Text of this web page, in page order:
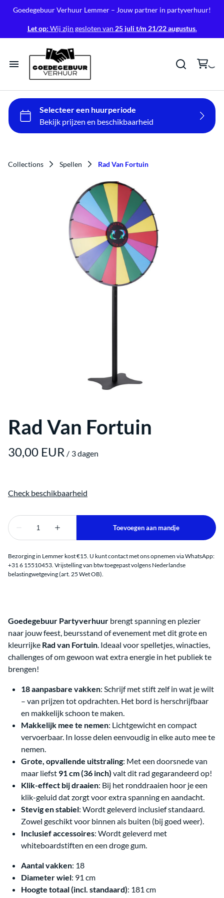
Goedegebuur Verhuur Lemmer – Jouw partner in partyverhuur!
Let op: Wij zijn gesloten van 25 juli t/m 21/22 augustus.
Home
Tenten
Collections Spellen Rad Van Fortuin
Rad Van Fortuin
/
Bezorging in Lemmer kost €15. U kunt contact met ons opnemen via WhatsApp:
+31 6 15510453. Vrijstelling van btw toegepast volgens Nederlandse
belastingwetgeving (art. 25 Wet OB).
Goedegebuur Partyverhuur brengt spanning en plezier
naar jouw feest, beursstand of evenement met dit grote en
kleurrijke Rad van Fortuin. Ideaal voor spelletjes, winacties,
challenges of om gewoon wat extra energie in het publiek te
brengen!
18 aanpasbare vakken: Schrijf met stift zelf in wat je wilt
– van prijzen tot opdrachten. Het bord is herschrijfbaar
en makkelijk schoon te maken.
Makkelijk mee te nemen: Lichtgewicht en compact
vervoerbaar. In losse delen eenvoudig in elke auto mee te
nemen.
Grote, opvallende uitstraling: Met een doorsnede van
maar liefst 91 cm (36 inch) valt dit rad gegarandeerd op!
Klik-effect bij draaien: Bij het ronddraaien hoor je een
klik-geluid dat zorgt voor extra spanning en aandacht.
Stevig en stabiel: Wordt geleverd inclusief standaard.
Zowel geschikt voor binnen als buiten (bij goed weer).
Inclusief accessoires: Wordt geleverd met
whiteboardstiften en een droge gum.
Aantal vakken: 18
Diameter wiel: 91 cm
Hoogte totaal (incl. standaard): 181 cm